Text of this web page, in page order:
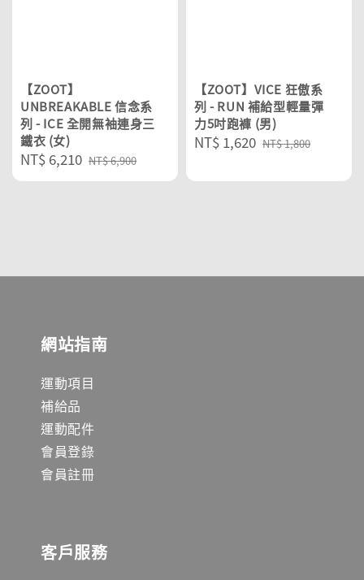
【ZOOT】
UNBREAKABLE 信念系
列 - ICE 全開無袖連身三
鐵衣 (女)
Sale
price
NT$ 6,210 Regular
price
NT$ 6,900
【ZOOT】VICE 狂傲系
列 - RUN 補給型輕量彈
力5吋跑褲 (男)
Sale
NT$ 1,620 Regular
NT$ 1,800
網站指南
運動項目
補給品
運動配件
會員登錄
會員註冊
客戶服務